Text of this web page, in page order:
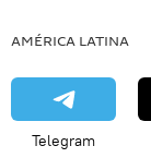
AMÉRICA LATINA
Telegram